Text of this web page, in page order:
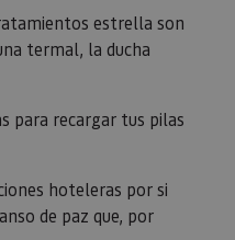
estrella son
termal, la ducha
para recargar tus pilas
hoteleras por si
de paz que, por